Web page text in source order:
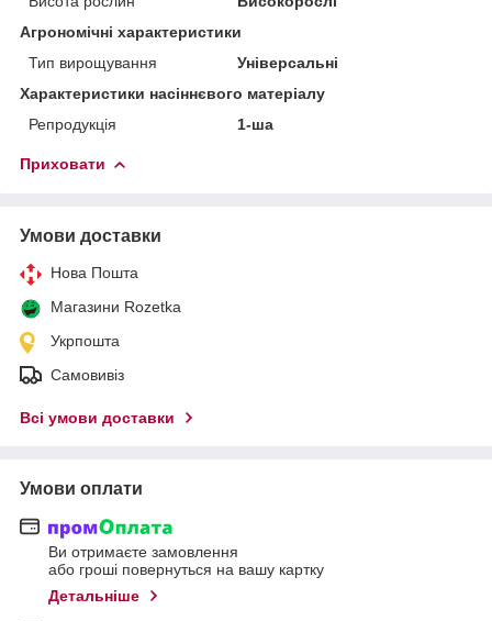
Агрономічні характеристики
Тип вирощування
Універсальні
Характеристики насіннєвого матеріалу
Репродукція
1-ша
Приховати
Умови доставки
Нова Пошта
Магазини Rozetka
Укрпошта
Самовивіз
Всі умови доставки
Умови оплати
Ви отримаєте замовлення
або гроші повернуться на вашу картку
Детальніше